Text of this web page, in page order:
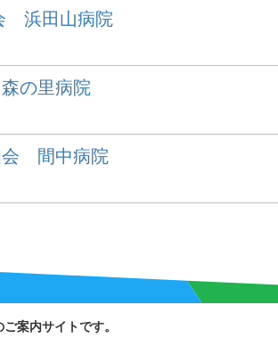
浜田山病院
の里病院
会 間中病院
案内サイトです。